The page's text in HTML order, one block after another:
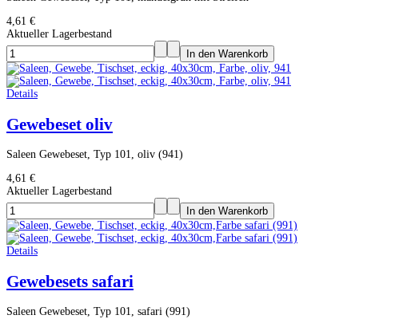
4,61 €
Aktueller Lagerbestand
Details
Gewebeset oliv
Saleen Gewebeset, Typ 101, oliv (941)
4,61 €
Aktueller Lagerbestand
Details
Gewebesets safari
Saleen Gewebeset, Typ 101, safari (991)